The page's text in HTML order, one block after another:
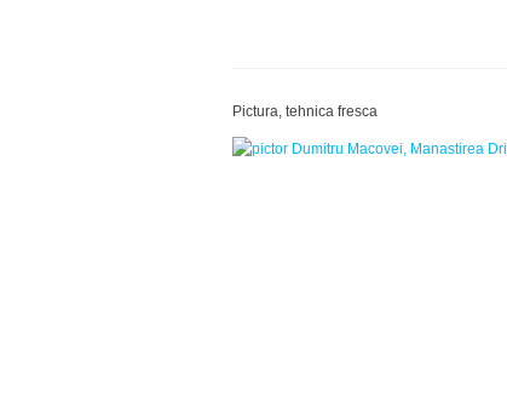
Pictura, tehnica fresca